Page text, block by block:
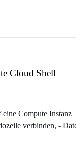
Cloud Shell
Compute Instanz
verbinden, -